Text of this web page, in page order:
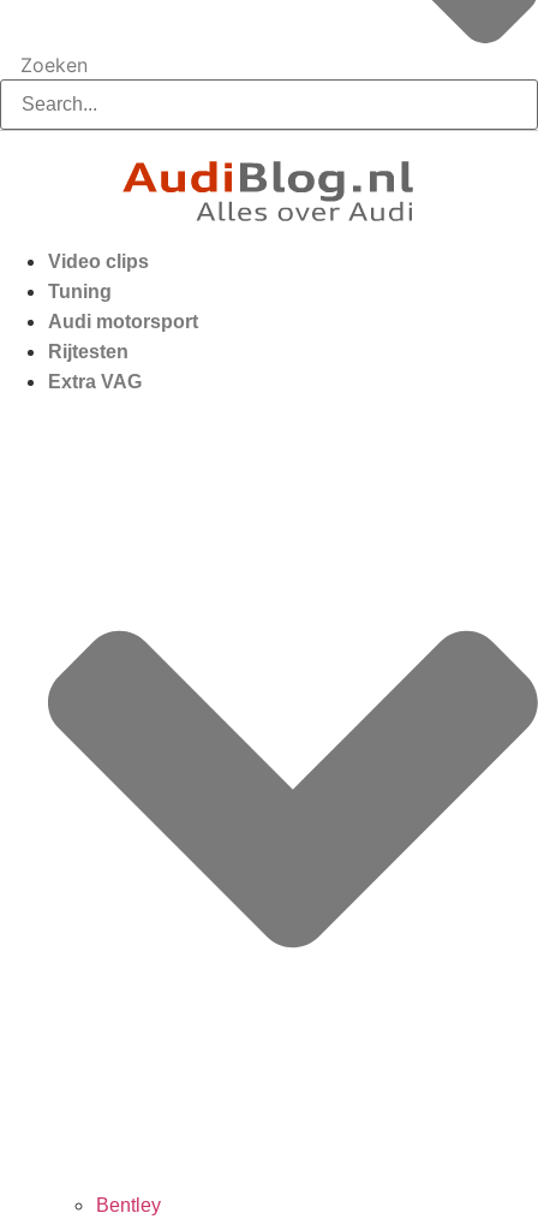
Zoeken
Video clips
Tuning
Audi motorsport
Rijtesten
Extra VAG
Bentley